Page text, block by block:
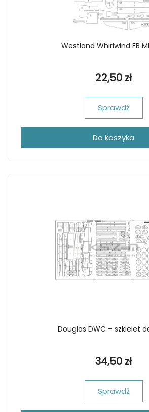
Westland Whirlwind FB
22,50 zł
Sprawdź
Do koszyka
Douglas DWC – szkielet
34,50 zł
Sprawdź